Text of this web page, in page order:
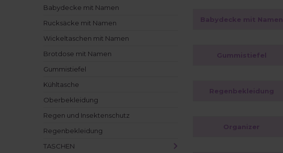
Babydecke mit Namen
Rucksäcke mit Namen
Wickeltaschen mit Namen
Brotdose mit Namen
Gummistiefel
Kühltasche
Oberbekleidung
Regen und Insektenschutz
Regenbekleidung
TASCHEN
Babydecke mit Namen
Gummistiefel
Regenbekleidung
Organizer